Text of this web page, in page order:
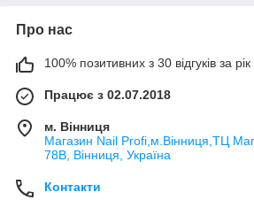
Про нас
100% позитивних з 30 відгуків за рік
Працює з 02.07.2018
м. Вінниця
Магазин Nail Profi,м.Вінниця,ТЦ
78В, Вінниця, Україна
Контакти